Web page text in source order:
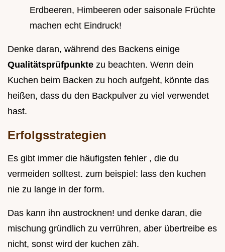
Erdbeeren, Himbeeren oder saisonale Früchte
machen echt Eindruck!
Denke daran, während des Backens einige
Qualitätsprüfpunkte zu beachten. Wenn dein
Kuchen beim Backen zu hoch aufgeht, könnte das
heißen, dass du den Backpulver zu viel verwendet
hast.
Erfolgsstrategien
Es gibt immer die häufigsten fehler , die du
vermeiden solltest. zum beispiel: lass den kuchen
nie zu lange in der form.
Das kann ihn austrocknen! und denke daran, die
mischung gründlich zu verrühren, aber übertreibe es
nicht, sonst wird der kuchen zäh.